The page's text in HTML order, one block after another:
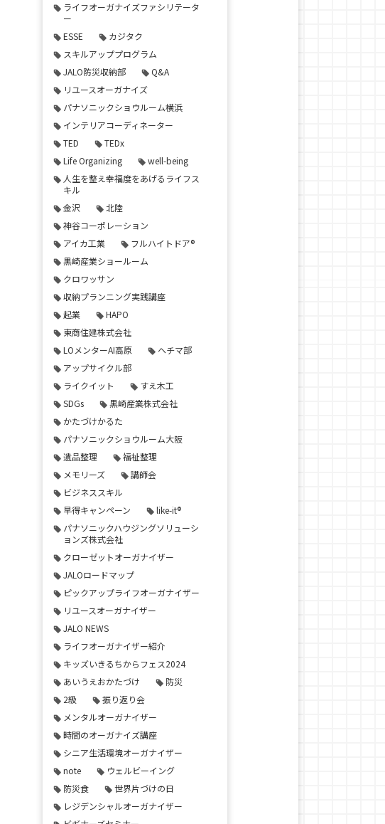
ライフオーガナイズファシリテータ
ー
ESSE
カジタク
スキルアッププログラム
JALO防災収納部
Q&A
リユースオーガナイズ
パナソニックショウルーム横浜
インテリアコーディネーター
TED
TEDx
Life Organizing
well-being
人生を整え幸福度をあげるライフス
キル
金沢
北陸
神谷コーポレーション
アイカ工業
フルハイトドア®
黒崎産業ショールーム
クロワッサン
収納プランニング実践講座
起業
HAPO
東商住建株式会社
LOメンターAI高原
ヘチマ部
アップサイクル部
ライクイット
すえ木工
SDGs
黒崎産業株式会社
かたづけかるた
パナソニックショウルーム大阪
遺品整理
福祉整理
メモリーズ
講師会
ビジネススキル
早得キャンペーン
like-it®
パナソニックハウジングソリューシ
ョンズ株式会社
クローゼットオーガナイザー
JALOロードマップ
ピックアップライフオーガナイザー
リユースオーガナイザー
JALO NEWS
ライフオーガナイザー紹介
キッズいきるちからフェス2024
あいうえおかたづけ
防災
2級
振り返り会
メンタルオーガナイザー
時間のオーガナイズ講座
シニア生活環境オーガナイザー
note
ウェルビーイング
防災食
世界片づけの日
レジデンシャルオーガナイザー